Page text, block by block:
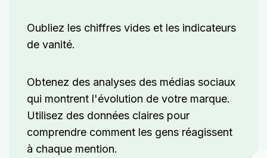
Oubliez les chiffres vides et les indicateurs
de vanité.
Obtenez des analyses des médias sociaux
qui montrent l'évolution de votre marque.
Utilisez des données claires pour
comprendre comment les gens réagissent
à chaque mention.